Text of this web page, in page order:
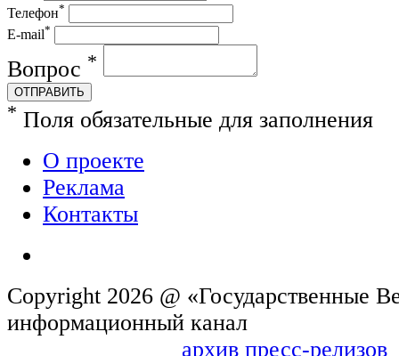
Телефон*
E-mail*
Вопрос *
ОТПРАВИТЬ
* Поля обязательные для заполнения
О проекте
Реклама
Контакты
Copyright 2026 @ «Государственные
архив пресс-релизов